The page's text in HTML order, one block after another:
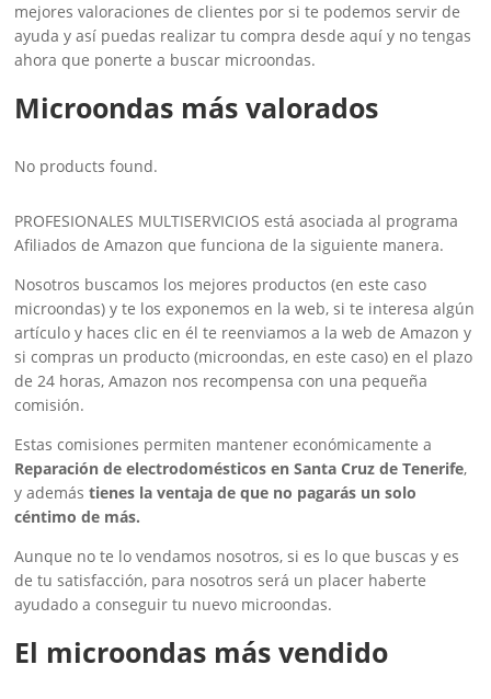
mejores valoraciones de clientes por si te podemos servir de
ayuda y así puedas realizar tu compra desde aquí y no tengas
ahora que ponerte a buscar microondas.
Microondas más valorados
No products found.
PROFESIONALES MULTISERVICIOS está asociada al programa
Afiliados de Amazon que funciona de la siguiente manera.
Nosotros buscamos los mejores productos (en este caso
microondas) y te los exponemos en la web, si te interesa algún
artículo y haces clic en él te reenviamos a la web de Amazon y
si compras un producto (microondas, en este caso) en el plazo
de 24 horas, Amazon nos recompensa con una pequeña
comisión.
Estas comisiones permiten mantener económicamente a
Reparación de electrodomésticos en Santa Cruz de Tenerife,
y ademástienes la ventaja de que no pagarás un solo
céntimo de más.
Aunque no te lo vendamos nosotros, si es lo que buscas y es
de tu satisfacción, para nosotros será un placer haberte
ayudado a conseguir tu nuevo microondas.
El microondas más vendido